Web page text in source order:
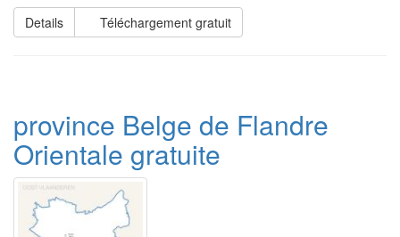
Details Téléchargement gratuit
province Belge de Flandre
Orientale gratuite